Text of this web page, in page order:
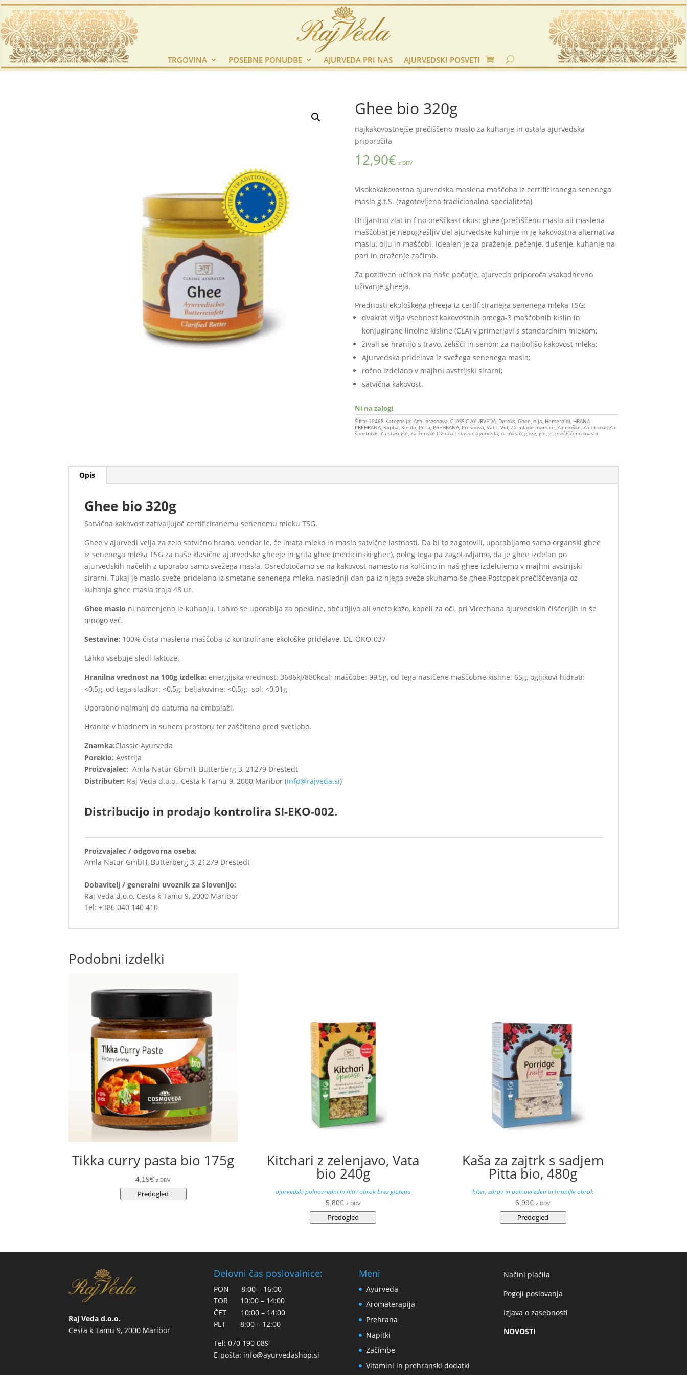
TRGOVINA POSEBNE PONUDBE AJURVEDA PRI NAS AJURVEDSKI POSVETI
Ghee bio 320g
najkakovostnejše prečiščeno maslo za kuhanje in ostala ajurvedska
priporočila
12,90€ z DDV
Visokokakovostna ajurvedska maslena maščoba iz certificiranega senenega
masla g.t.S. (zagotovljena tradicionalna specialiteta)
Briljantno zlat in fino oreščkast okus: ghee (prečiščeno maslo ali maslena
maščoba) je nepogrešljiv del ajurvedske kuhinje in je kakovostna alternativa
maslu, olju in maščobi. Idealen je za praženje, pečenje, dušenje, kuhanje na
pari in praženje začimb.
Za pozitiven učinek na naše počutje, ajurveda priporoča vsakodnevno
uživanje gheeja.
Prednosti ekološkega gheeja iz certificiranega senenega mleka TSG:
dvakrat višja vsebnost kakovostnih omega-3 maščobnih kislin in
konjugirane linolne kisline (CLA) v primerjavi s standardnim mlekom;
živali se hranijo s travo, zelišči in senom za najboljšo kakovost mleka;
Ajurvedska pridelava iz svežega senenega masla;
ročno izdelano v majhni avstrijski sirarni;
satvična kakovost.
Ni na zalogi
Šifra: 10468 Kategorije: Agni-presnova CLASSIC AYURVEDA, Detoks, Ghee, olja Hemeroidi HRANA -
PREHRANA, Kapha Kosilo, Pitta PREHRANA, Presnova Vata Vid, Za mlade mamice Za moške Za otroke Za
športnike Za starejše Za ženske Oznake: classic ayurveda đi maslo, ghee ghi gi prečiščeno maslo
Opis
Ghee bio 320g
Satvična kakovost zahvaljujoč certificiranemu senenemu mleku TSG.
Ghee v ajurvedi velja za zelo satvično hrano, vendar le, če imata mleko in maslo satvične lastnosti. Da bi to zagotovili, uporabljamo samo organski ghee
iz senenega mleka TSG za naše klasične ajurvedske gheeje in grita ghee (medicinski ghee), poleg tega pa zagotavljamo, da je ghee izdelan po
ajurvedskih načelih z uporabo samo svežega masla. Osredotočamo se na kakovost namesto na količino in naš ghee izdelujemo v majhni avstrijski
sirarni. Tukaj je maslo sveže pridelano iz smetane senenega mleka, naslednji dan pa iz njega sveže skuhamo še ghee.Postopek prečiščevanja oz
kuhanja ghee masla traja 48 ur.
Ghee maslo ni namenjeno le kuhanju. Lahko se uporablja za opekline, občutljivo ali vneto kožo, kopeli za oči, pri Virechana ajurvedskih čiščenjih in še
mnogo več.
Sestavine: 100% čista maslena maščoba iz kontrolirane ekološke pridelave. DE-ÖKO-037
Lahko vsebuje sledi laktoze.
Hranilna vrednost na 100g izdelka:energijska vrednost: 3686kJ/880kcal; maščobe: 99,5g, od tega nasičene maščobne kisline: 65g, ogljikovi hidrati:
<0,5g, od tega sladkor: <0,5g; beljakovine: <0,5g; sol: <0,01g
Uporabno najmanj do datuma na embalaži.
Hranite v hladnem in suhem prostoru ter zaščiteno pred svetlobo.
Znamka:Classic Ayurveda
Poreklo: Avstrija
Proizvajalec: Amla Natur GbmH, Butterberg 3, 21279 Drestedt
Distributer: Raj Veda d.o.o., Cesta k Tamu 9, 2000 Maribor (info@rajveda.si)
Distribucijo in prodajo kontrolira SI-EKO-002.
Proizvajalec / odgovorna oseba:
Amla Natur GmbH, Butterberg 3, 21279 Drestedt
Dobavitelj / generalni uvoznik za Slovenijo:
Raj Veda d.o.o, Cesta k Tamu 9, 2000 Maribor
Tel: +386 040 140 410
Podobni izdelki
Tikka curry pasta bio 175g
4,19€ z DDV
Predogled
Kitchari z zelenjavo, Vata
bio 240g
ajurvedski polnovredni in hitri obrok brez glutena
5,80€ z DDV
Predogled
Kaša za zajtrk s sadjem
Pitta bio, 480g
hiter, zdrav in polnovreden in hranljiv obrok
6,99€ z DDV
Predogled
Raj Veda d.o.o.
Cesta k Tamu 9, 2000 Maribor
Delovni čas poslovalnice:
PON 8:00 – 16:00
TOR 10:00 – 14:00
ČET 10:00 – 14:00
PET 8:00 – 12:00
Tel: 070 190 089
E-pošta: info@ayurvedashop.si
Meni
Ayurveda
Aromaterapija
Prehrana
Napitki
Začimbe
Vitamini in prehranski dodatki
Načini plačila
Pogoji poslovanja
Izjava o zasebnosti
NOVOSTI